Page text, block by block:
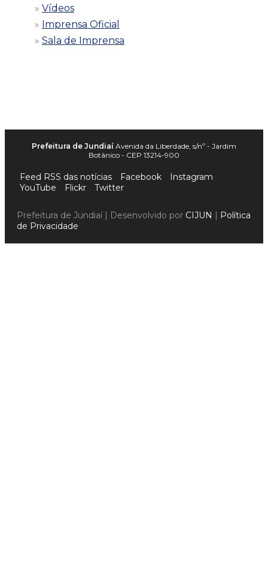
Vídeos
Imprensa Oficial
Sala de Imprensa
Prefeitura de Jundiaí Avenida da Liberdade, s/nº - Jardim
Botânico - CEP 13214-900
Feed RSS das notícias Facebook
Instagram
YouTube
Flickr Twitter
Prefeitura de Jundiaí | Desenvolvido por CIJUN
Política
de Privacidade